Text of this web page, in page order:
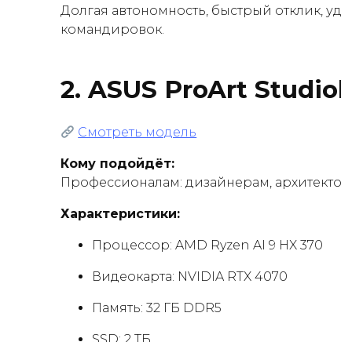
Долгая автономность, быстрый отклик,
командировок.
2. ASUS ProArt
Смотреть модель
Кому подойдёт:
Профессионалам: дизайнерам,
Характеристики:
Процессор: AMD Ryzen AI 9 HX 370
Видеокарта: NVIDIA RTX 4070
Память: 32 ГБ DDR5